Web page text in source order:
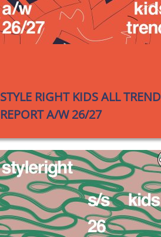
STYLE RIGHT KIDS ALL TREND
REPORT A/W 26/27